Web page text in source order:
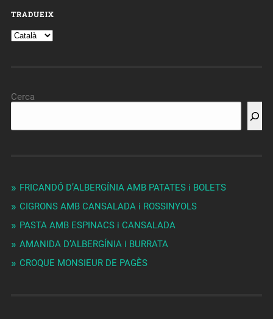
TRADUEIX
Cerca
FRICANDÓ D’ALBERGÍNIA AMB PATATES i BOLETS
CIGRONS AMB CANSALADA i ROSSINYOLS
PASTA AMB ESPINACS i CANSALADA
AMANIDA D’ALBERGÍNIA i BURRATA
CROQUE MONSIEUR DE PAGÈS